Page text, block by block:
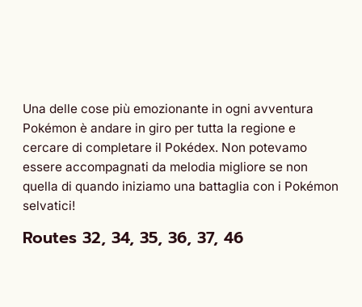
Una delle cose più emozionante in ogni avventura
Pokémon è andare in giro per tutta la regione e
cercare di completare il Pokédex. Non potevamo
essere accompagnati da melodia migliore se non
quella di quando iniziamo una battaglia con i Pokémon
selvatici!
Routes 32, 34, 35, 36, 37, 46